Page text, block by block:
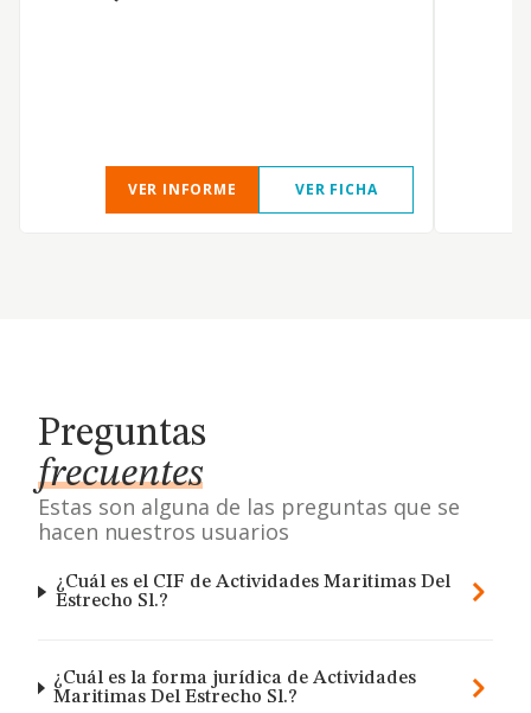
VER INFORME VER FICHA
Preguntas
frecuentes
Estas son alguna de las preguntas que se
hacen nuestros usuarios
¿Cuál es el CIF de Actividades Maritimas Del
Estrecho Sl.?
¿Cuál es la forma jurídica de Actividades
Maritimas Del Estrecho Sl.?